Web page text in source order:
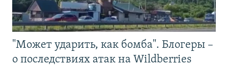
"Может ударить, как бомба". Блогеры –
о последствиях атак на Wildberries